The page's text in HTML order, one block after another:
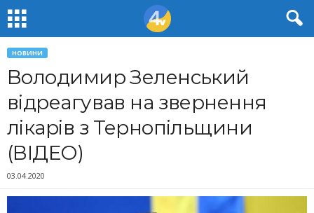
НОВИНИ
Володимир Зеленський
відреагував на звернення
лікарів з Тернопільщини
(ВІДЕО)
03.04.2020